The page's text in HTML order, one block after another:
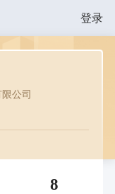
登录
公司
8